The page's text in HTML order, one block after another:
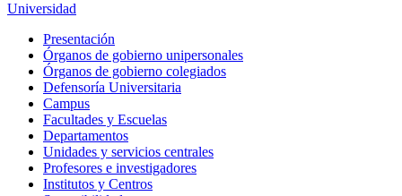
Universidad
Presentación
Órganos de gobierno unipersonales
Órganos de gobierno colegiados
Defensoría Universitaria
Campus
Facultades y Escuelas
Departamentos
Unidades y servicios centrales
Profesores e investigadores
Institutos y Centros